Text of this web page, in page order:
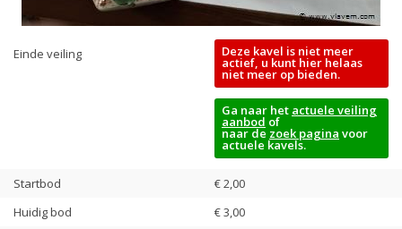
Einde veiling Deze kavel is niet meer
actief, u kunt hier helaas
niet meer op bieden.
Ga naar het actuele veiling
aanbod of
naar de zoek pagina voor
actuele kavels.
Startbod
€ 2,00
Huidig bod
€3,00